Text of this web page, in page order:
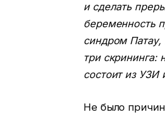
и сделать
беременность
синдром
три скрининга:
состоит из УЗИ
Не было